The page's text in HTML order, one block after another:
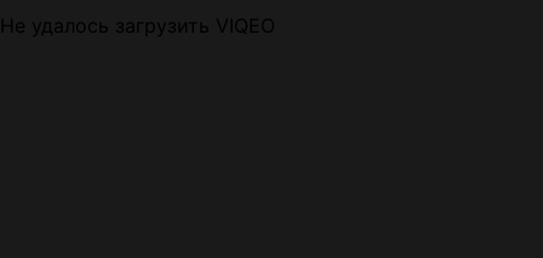
Не удалось загрузить VIQEO